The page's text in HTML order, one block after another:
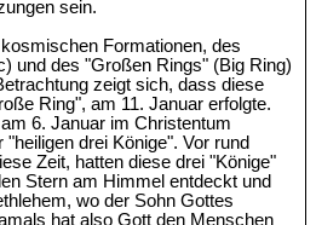
sein.
Formationen, des
und des "Großen Rings" (Big Ring)
zeigt sich, dass diese
Ring", am 11. Januar erfolgte.
6. Januar im Christentum
drei Könige". Vor rund
Zeit, hatten diese drei "Könige"
Stern am Himmel entdeckt und
wo der Sohn Gottes
hat also Gott den Menschen